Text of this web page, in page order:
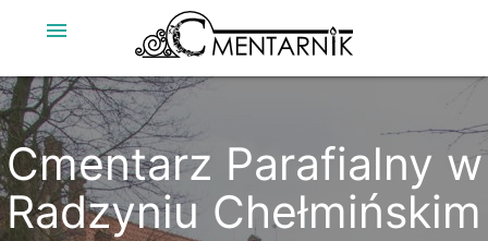
menu
Cmentarz Parafialny w
Radzyniu Chełmińskim